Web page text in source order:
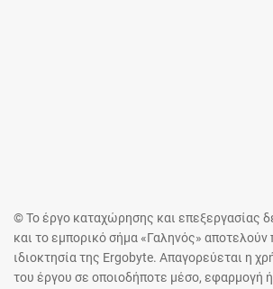
© Το έργο καταχώρησης και επεξεργασίας
και το εμπορικό σήμα «Γαληνός» αποτελούν
ιδιοκτησία της Ergobyte. Απαγορεύεται η
του έργου σε οποιοδήποτε μέσο, εφαρμογή